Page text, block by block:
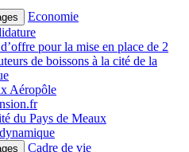
Economie
pour la mise en place de 2
de boissons à la cité de la
Aéropôle
du Pays de Meaux
Cadre de vie